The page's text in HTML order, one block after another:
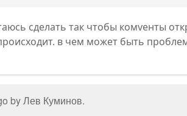
сделать так чтобы комvенты
в чем может быть
byЛев Куминов.